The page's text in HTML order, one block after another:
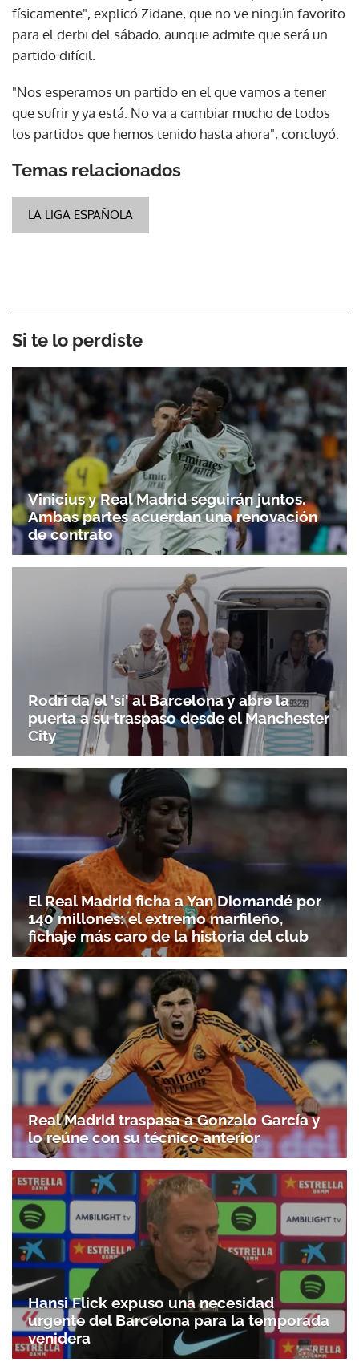
físicamente", explicó Zidane, que no ve ningún favorito
para el derbi del sábado, aunque admite que será un
partido difícil.
"Nos esperamos un partido en el que vamos a tener
que sufrir y ya está. No va a cambiar mucho de todos
los partidos que hemos tenido hasta ahora", concluyó.
Temas relacionados
LA LIGA ESPAÑOLA
Si te lo perdiste
Vinicius y Real Madrid seguirán juntos.
Ambas partes acuerdan una renovación
de contrato
Rodri da el 'sí' al Barcelona y abre la
puerta a su traspaso desde el Manchester
City
El Real Madrid ficha a Yan Diomandé por
140 millones: el extremo marfileño,
fichaje más caro de la historia del club
Real Madrid traspasa a Gonzalo García y
lo reúne con su técnico anterior
Hansi Flick expuso una necesidad
urgente del Barcelona para la temporada
venidera